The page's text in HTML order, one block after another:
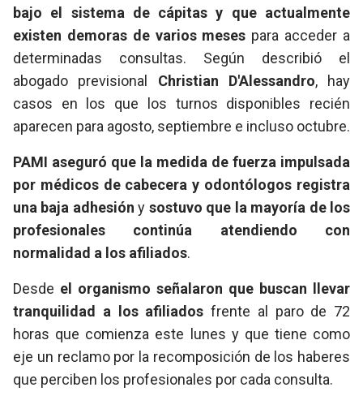
bajo el sistema de cápitas y que actualmente
existen demoras de varios meses para acceder a
determinadas consultas. Según describió el
abogado previsional Christian D'Alessandro, hay
casos en los que los turnos disponibles recién
aparecen para agosto, septiembre e incluso octubre.
PAMI aseguró que la medida de fuerza impulsada
por médicos de cabecera y odontólogos registra
una baja adhesión y sostuvo que la mayoría de los
profesionales continúa atendiendo con
normalidad a los afiliados.
Desde el organismo señalaron que buscan llevar
tranquilidad a los afiliados frente al paro de 72
horas que comienza este lunes y que tiene como
eje un reclamo por la recomposición de los haberes
que perciben los profesionales por cada consulta.